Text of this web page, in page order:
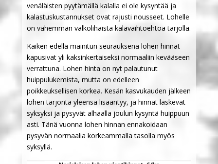
venäläisten pyytämällä kalalla ei ole kysyntää ja
kalastuskustannukset ovat rajusti nousseet. Lohelle
on vähemmän valkolihaista kalavaihtoehtoa tarjolla.
Kaiken edellä mainitun seurauksena lohen hinnat
kapusivat yli kaksinkertaiseksi normaaliin kevääseen
verrattuna. Lohen hinta on nyt palautunut
huippulukemista, mutta on edelleen
poikkeuksellisen korkea. Kesän kasvukauden jälkeen
lohen tarjonta yleensä lisääntyy, ja hinnat laskevat
syksyksi ja pysyvät alhaalla joulun kysyntä huippuun
asti. Tänä vuonna lohen hinnan ennakoidaan
pysyvän normaalia korkeammalla tasolla myös
syksyllä.